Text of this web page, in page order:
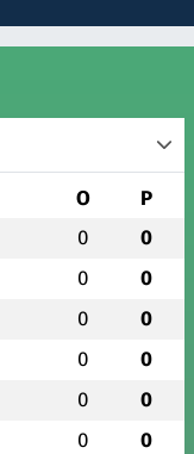
O P
0 0
0 0
0 0
0 0
0 0
0 0